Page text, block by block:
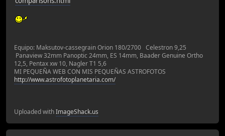
Equipo: Maksutov-cassegrain Orion 180/2700 Celestron 9,25
Panaview 32mm Panoptic 24mm, ES 14mm, Baader Genuine Ortho
12,5, Pentax xw 10, Nagler T1 5,6
MI PEQUEÑA WEB CON MIS PEQUEÑAS ASTROFOTOS
http://www.astrofotoplanetaria.com/
Uploaded withImageShack.us